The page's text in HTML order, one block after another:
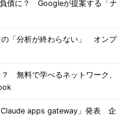
債に？ Googleが提案する「ナ
「分析が終わらない」 オンプ
無料で学べるネットワーク、
Claude apps gateway」発表 企